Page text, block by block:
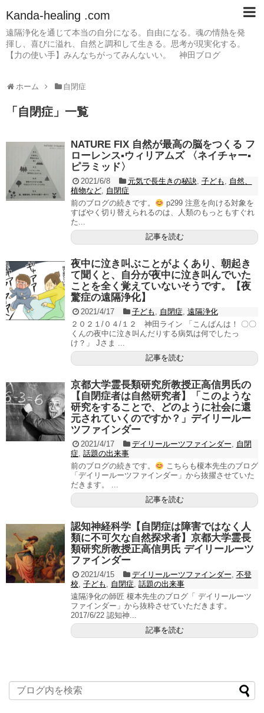
Kanda-healing .com
遠隔浄化を通じて本当の自分になる。自由になる。魂の情熱を発
揮し、喜びに溢れ、自然と調和して生きる。思考が現実化する。
【力の使い手】みんなちがってみんないい。 神田ブログ
ホーム 自閉症
「 自閉症 」 一覧
NATURE FIX 自然が最高の脳をつくる フ
ローレンス▪ウィリアムズ 〈ネイチャー▪
ピラミッド〉
2021/6/8 元気で長生きの秘訣, 子ども , 自然、
植物など, 自閉症
前のブログの続きです。
p299 注意を向ける対象を
すばやく切り替えられるのは、人類のもっともすぐれ
た...
記事を読む
夜中に泣き叫ぶことがよくあり、朝起き
て聞くと、自分が夜中に泣き叫んでいた
ことを全く覚えていないそうです。【夜
驚症の遠隔浄化】
2021/4/17 子ども , 自閉症, 遠隔浄化
２０２１/０４/１２ 神田ライン 「こんばんは！ 〇〇
くんの夜中に泣き叫んだりする病気は何でしたっ
け？」 Jさま ...
記事を読む
京都大学霊長類研究所教授正高信男氏の
【自閉症者は自然研究者】「このような
研究をすることで、どのように社会に還
元されていくのですか？」デイリールー
ツファインダー
2021/4/17 デイリールーツファインダー, 自閉
症, 話題の出来事
前のブログの続きです。
こちらも榎本先生のブログ
「デイリールーツファインダー」から抜擢させていた
だきます。 ...
記事を読む
認知神経科学【自閉症は障害ではなく人
類に不可欠な自然探求者】京都大学霊長
類研究所教授正高信男氏 デイリールーツ
ファインダー
2021/4/15 デイリールーツファインダー, 不登
校, 子ども , 自閉症, 話題の出来事
遠隔浄化の師匠 榎本先生のブログ「 デイリールーツ
ファインダー」から抜粋させていただきます。
2017/6/22 認知神...
記事を読む